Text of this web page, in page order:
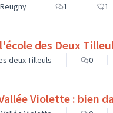
1 1
des Deux
deux Tilleuls 0
Collège